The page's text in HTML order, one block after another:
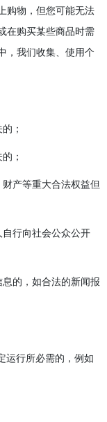
购物，但您可能无法
在购买某些商品时需
，我们收集、使用个
；
；
产等重大合法权益但
行向社会公众公开
的，如合法的新闻报
运行所必需的，例如